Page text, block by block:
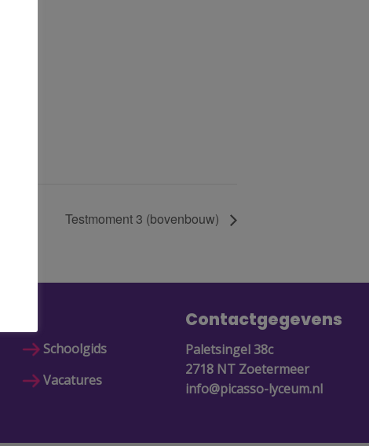
Testmoment 3 (bovenbouw)
Schoolgids
Vacatures
Contactgegevens
Paletsingel 38c
2718 NT Zoetermeer
info@picasso-lyceum.nl